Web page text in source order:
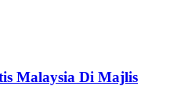
Malaysia Di Majlis